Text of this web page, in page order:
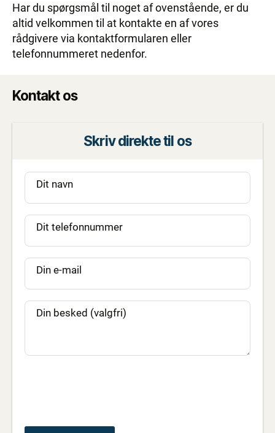
Har du spørgsmål til noget af ovenstående, er du
altid velkommen til at kontakte en af vores
rådgivere via kontaktformularen eller
telefonnummeret nedenfor.
Kontakt os
Skriv direkte til os
Dit navn
Dit telefonnummer
Din e-mail
Din besked (valgfri)